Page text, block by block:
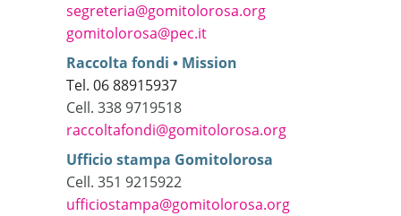
segreteria@gomitolorosa.org
gomitolorosa@pec.it
Raccolta fondi • Mission
Tel. 06 88915937
Cell. 338 9719518
raccoltafondi@gomitolorosa.org
Ufficio stampa Gomitolorosa
Cell. 351 9215922
ufficiostampa@gomitolorosa.org